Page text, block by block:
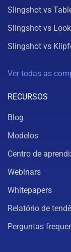
Slingshot vs
Slingshot vs
Slingshot vs
Ver todas as
RECURSOS
Blog
Modelos
Centro de
Webinars
Whitepapers
Relatório de
Perguntas